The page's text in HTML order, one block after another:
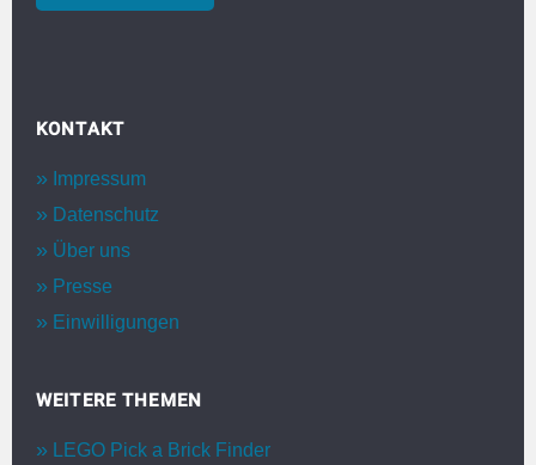
KONTAKT
Impressum
Datenschutz
Über uns
Presse
Einwilligungen
WEITERE THEMEN
LEGO Pick a Brick Finder